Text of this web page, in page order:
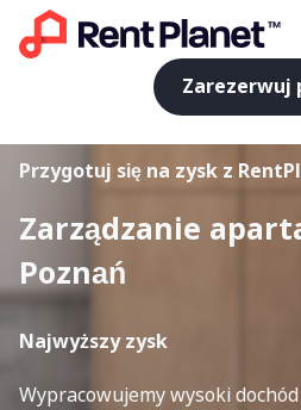
Zarezerwuj
Przygotuj się na zysk z
Zarządzanie
Poznań
Najwyższy zysk
Wypracowujemy wysoki